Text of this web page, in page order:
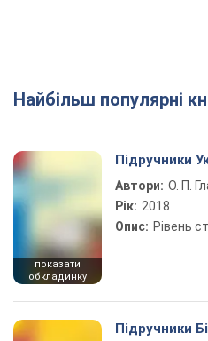
Найбільш популярні
показати
обкладинку
Підручники
Автори: О. П.
Рік: 2018
Опис: Рівень
Підручники